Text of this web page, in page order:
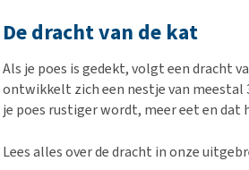
De dracht van de kat
Als je poes is gedekt, volgt een dracht
ontwikkelt zich een nestje van meestal
je poes rustiger wordt, meer eet en dat
Lees alles over de dracht in onze